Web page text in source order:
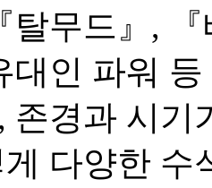
탈무드』,
대인 파워
존경과 시기
다양한 수